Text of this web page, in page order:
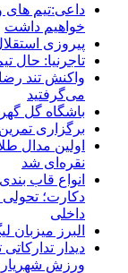
داعی:تیم های
خواهیم داشت
پیروزی
تاجرنیا: حال
واکنش تند
می‌گرفتید
باشگاه گل
برگزاری
اولین مدال
نقره‌ای شد
انواع قاب
دکارت؛
داخلی
البرز میزبان
دیدار
ورزش شهریار